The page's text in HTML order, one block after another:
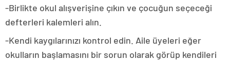
-Birlikte okul alışverişine çıkın ve çocuğun seçeceği
defterleri kalemleri alın.
-Kendi kaygılarınızı kontrol edin. Aile üyeleri eğer
okulların başlamasını bir sorun olarak görüp kendileri